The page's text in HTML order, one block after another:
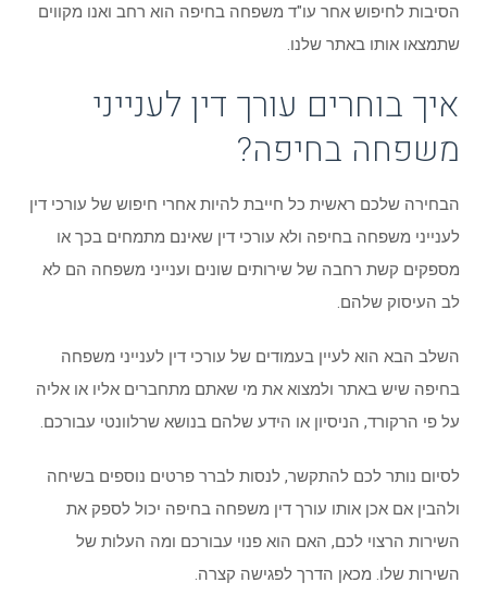
הסיבות לחיפוש אחר עו"ד משפחה בחיפה הוא רחב ואנו מקווים
שתמצאו אותו באתר שלנו.
איך בוחרים עורך דין לענייני
משפחה בחיפה?
הבחירה שלכם ראשית כל חייבת להיות אחרי חיפוש של עורכי דין
לענייני משפחה בחיפה ולא עורכי דין שאינם מתמחים בכך או
מספקים קשת רחבה של שירותים שונים וענייני משפחה הם לא
לב העיסוק שלהם.
השלב הבא הוא לעיין בעמודים של עורכי דין לענייני משפחה
בחיפה שיש באתר ולמצוא את מי שאתם מתחברים אליו או אליה
על פי הרקורד, הניסיון או הידע שלהם בנושא שרלוונטי עבורכם.
לסיום נותר לכם להתקשר, לנסות לברר פרטים נוספים בשיחה
ולהבין אם אכן אותו עורך דין משפחה בחיפה יכול לספק את
השירות הרצוי לכם, האם הוא פנוי עבורכם ומה העלות של
השירות שלו. מכאן הדרך לפגישה קצרה.